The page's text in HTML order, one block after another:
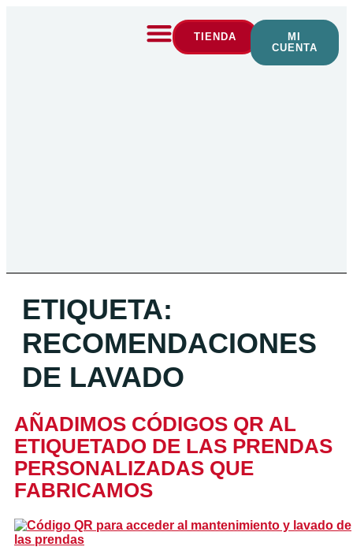
TIENDA
MI
CUENTA
ETIQUETA:
RECOMENDACIONES
DE LAVADO
AÑADIMOS CÓDIGOS QR AL
ETIQUETADO DE LAS PRENDAS
PERSONALIZADAS QUE
FABRICAMOS